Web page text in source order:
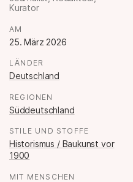
Kurator
AM
25. März 2026
LÄNDER
Deutschland
REGIONEN
Süddeutschland
STILE UND STOFFE
Historismus / Baukunst vor
1900
MIT MENSCHEN